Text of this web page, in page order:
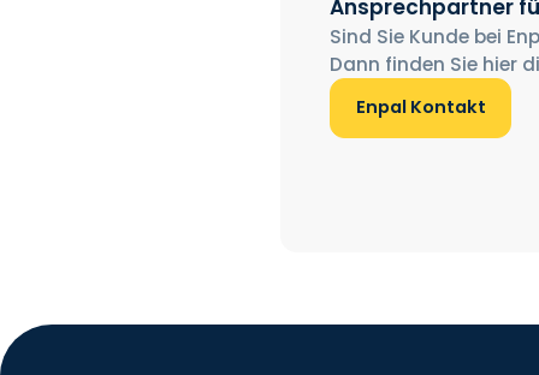
Ansprechpartner
Sind Sie Kunde bei
Dann finden Sie hier
Enpal Kontakt